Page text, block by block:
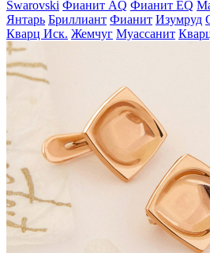
Swarovski Фианит AQ Фианит EQ
Янтарь Бриллиант Фианит Изумруд
Кварц Иск. Жемчуг Муассанит